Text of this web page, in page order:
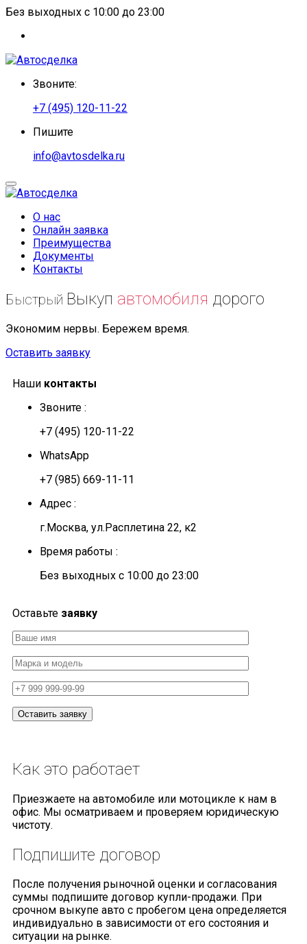
Без выходных с 10:00 до 23:00
Звоните:
+7 (495) 120-11-22
Пишите
info@avtosdelka.ru
О нас
Онлайн заявка
Преимущества
Документы
Контакты
Быстрый Выкуп автомобиля дорого
Экономим нервы. Бережем время.
Оставить заявку
Наши контакты
Звоните :
+7 (495) 120-11-22
WhatsApp
+7 (985) 669-11-11
Адрес :
г.Москва, ул.Расплетина 22, к2
Время работы :
Без выходных с 10:00 до 23:00
Оставьте заявку
Как это работает
Приезжаете на автомобиле или мотоцикле к нам в
офис. Мы осматриваем и проверяем юридическую
чистоту.
Подпишите договор
После получения рыночной оценки и согласования
суммы подпишите договор купли-продажи. При
срочном выкупе авто с пробегом цена определяется
индивидуально в зависимости от его состояния и
ситуации на рынке.